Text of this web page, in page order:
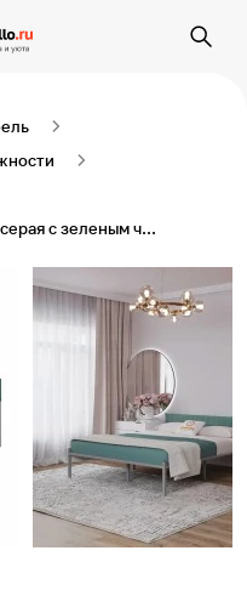
Комплект Лофт кровать 180х200 серая с зеленым чехлом тк 07